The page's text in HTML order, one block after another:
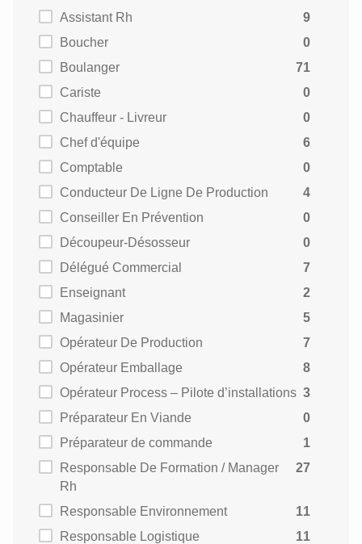
Assistant Rh
9
Boucher
0
Boulanger
71
Cariste
0
Chauffeur - Livreur
0
Chef d'équipe
6
Comptable
0
Conducteur De Ligne De Production
4
Conseiller En Prévention
0
Découpeur-Désosseur
0
Délégué Commercial
7
Enseignant
2
Magasinier
5
Opérateur De Production
7
Opérateur Emballage
8
Opérateur Process – Pilote d’installations 3
Préparateur En Viande
0
Préparateur de commande
1
Responsable De Formation / Manager
Rh
27
Responsable Environnement
11
Responsable Logistique
11